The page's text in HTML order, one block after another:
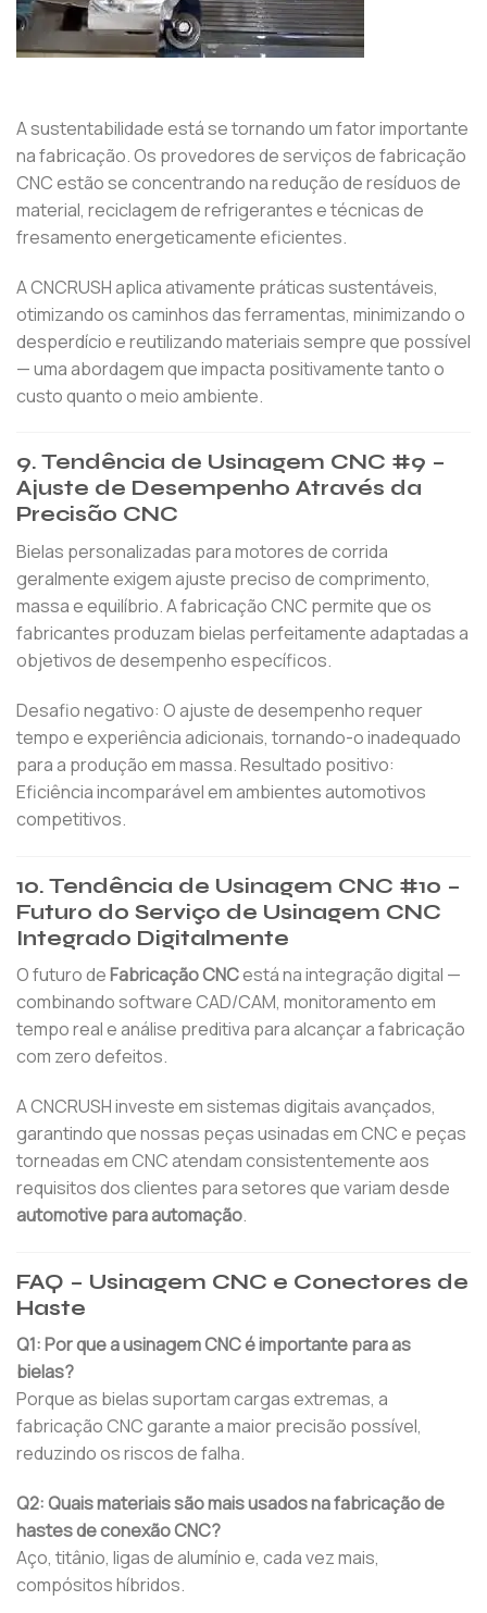
A sustentabilidade está se tornando um fator importante
na fabricação. Os provedores de serviços de fabricação
CNC estão se concentrando na redução de resíduos de
material, reciclagem de refrigerantes e técnicas de
fresamento energeticamente eficientes.
A CNCRUSH aplica ativamente práticas sustentáveis,
otimizando os caminhos das ferramentas, minimizando o
desperdício e reutilizando materiais sempre que possível
— uma abordagem que impacta positivamente tanto o
custo quanto o meio ambiente.
9. Tendência de Usinagem CNC #9 –
Ajuste de Desempenho Através da
Precisão CNC
Bielas personalizadas para motores de corrida
geralmente exigem ajuste preciso de comprimento,
massa e equilíbrio. A fabricação CNC permite que os
fabricantes produzam bielas perfeitamente adaptadas a
objetivos de desempenho específicos.
Desafio negativo: O ajuste de desempenho requer
tempo e experiência adicionais, tornando-o inadequado
para a produção em massa. Resultado positivo:
Eficiência incomparável em ambientes automotivos
competitivos.
10. Tendência de Usinagem CNC #10 –
Futuro do Serviço de Usinagem CNC
Integrado Digitalmente
O futuro deFabricação CNCestá na integração digital —
combinando software CAD/CAM, monitoramento em
tempo real e análise preditiva para alcançar a fabricação
com zero defeitos.
A CNCRUSH investe em sistemas digitais avançados,
garantindo que nossas peças usinadas em CNC e peças
torneadas em CNC atendam consistentemente aos
requisitos dos clientes para setores que variam desde
automotive para automação.
FAQ – Usinagem CNC e Conectores de
Haste
Q1: Por que a usinagem CNC é importante para as
bielas?
Porque as bielas suportam cargas extremas, a
fabricação CNC garante a maior precisão possível,
reduzindo os riscos de falha.
Q2: Quais materiais são mais usados na fabricação de
hastes de conexão CNC?
Aço, titânio, ligas de alumínio e, cada vez mais,
compósitos híbridos.